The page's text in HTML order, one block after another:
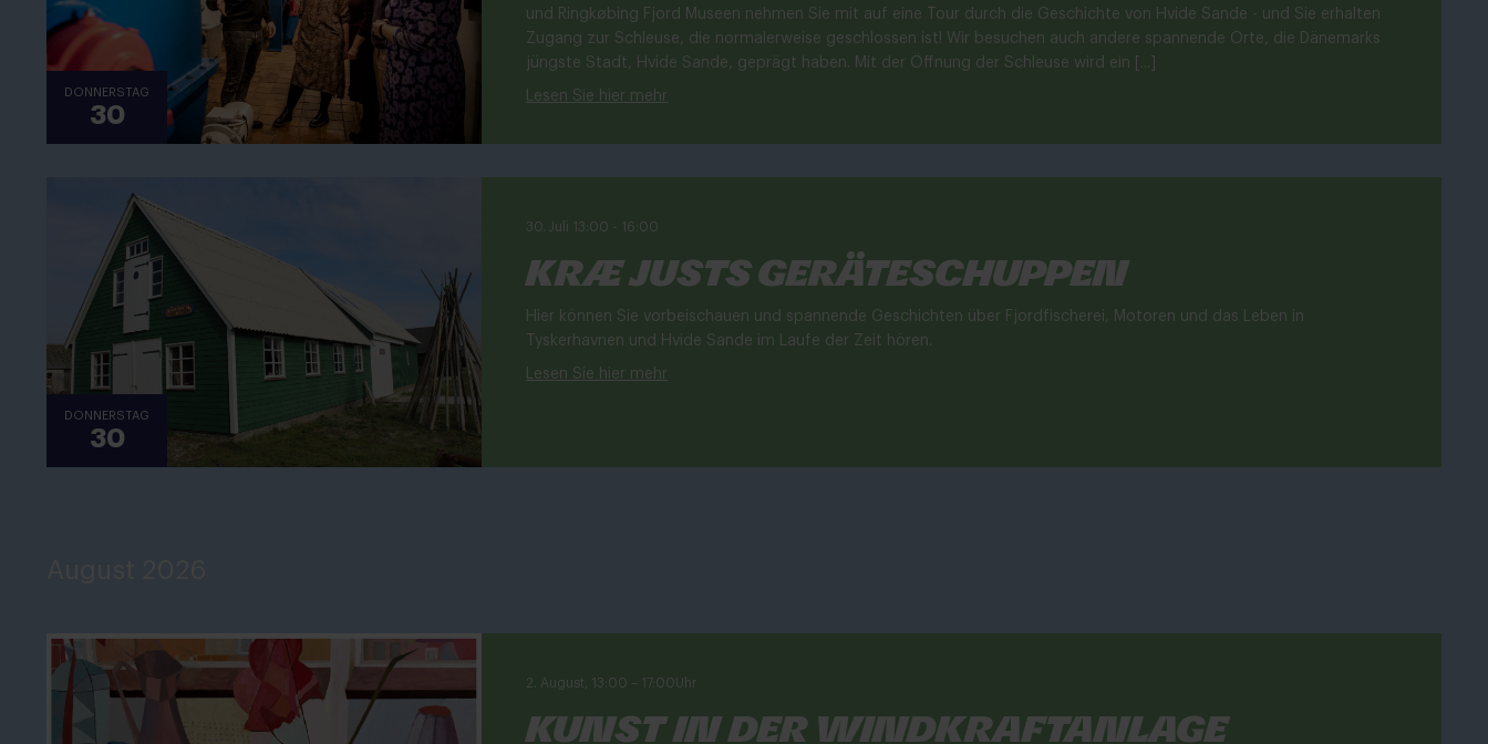
DONNERSTAG
30
und Ringkøbing Fjord Museen nehmen Sie mit auf eine Tour durch die Geschichte von Hvide Sande - und Sie erhalten
Zugang zur Schleuse, die normalerweise geschlossen ist! Wir besuchen auch andere spannende Orte, die Dänemarks
jüngste Stadt, Hvide Sande, geprägt haben. Mit der Öffnung der Schleuse wird ein [...]
Lesen Sie hier mehr
DONNERSTAG
30
30. Juli 13:00 - 16:00
Kræ Justs Geräteschuppen
Hier können Sie vorbeischauen und spannende Geschichten über Fjordfischerei, Motoren und das Leben in
Tyskerhavnen und Hvide Sande im Laufe der Zeit hören.
Lesen Sie hier mehr
2. August, 13:00 – 17:00 Uhr
Kunst in der Windkraftanlage